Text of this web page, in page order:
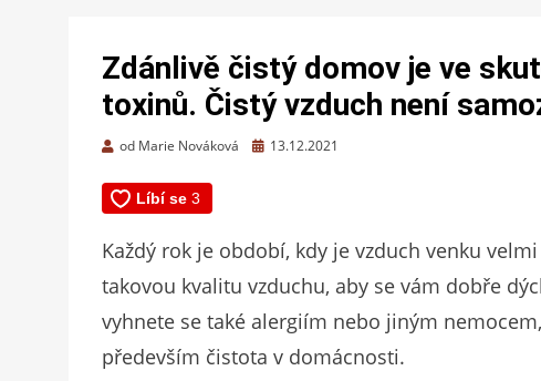
Zdánlivě čistý domov je ve
toxinů. Čistý vzduch není
od Marie Nováková
Zveřejněno
13.12.2021
Každý rok je období, kdy je vzduch venku
takovou kvalitu vzduchu, aby se vám dobře
vyhnete se také alergiím nebo jiným
především čistota v domácnosti.